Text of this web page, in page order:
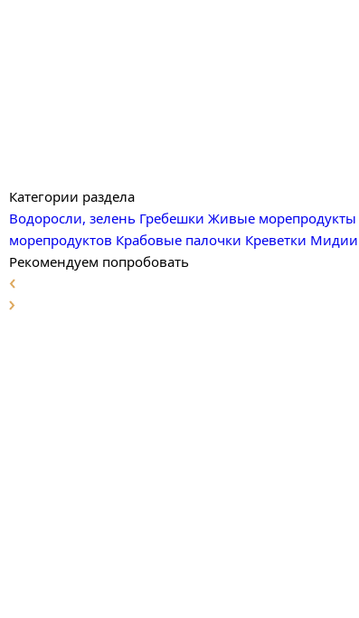
Категории раздела
Водоросли, зелень Гребешки Живые морепродукты
морепродуктов Крабовые палочки Креветки Мидии
Рекомендуем попробовать